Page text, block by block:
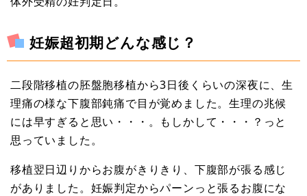
妊娠超初期どんな感じ？
二段階移植の胚盤胞移植から3日後くらいの深夜に、生
理痛の様な下腹部鈍痛で目が覚めました。生理の兆候
には早すぎると思い・・・。もしかして・・・？っと
思っていました。
移植翌日辺りからお腹がきりきり、下腹部が張る感じ
がありました。妊娠判定からパーンっと張るお腹にな